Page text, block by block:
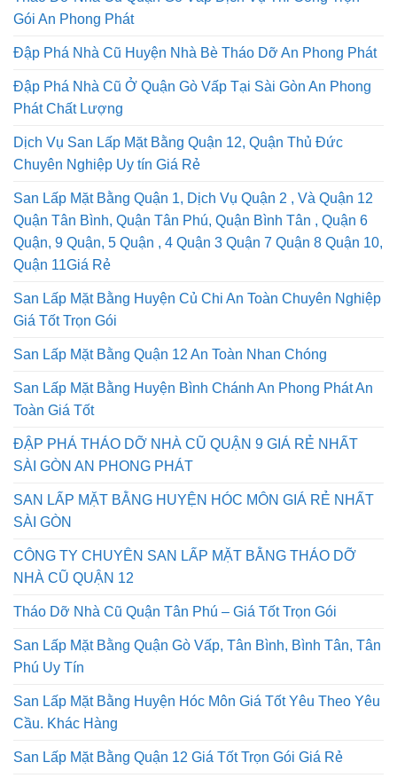
Tháo Dỡ Nhà Cũ Quận Gò Vấp Dịch Vụ Thi Công Trọn
Gói An Phong Phát
Đập Phá Nhà Cũ Huyện Nhà Bè Tháo Dỡ An Phong Phát
Đập Phá Nhà Cũ Ở Quận Gò Vấp Tại Sài Gòn An Phong
Phát Chất Lượng
Dịch Vụ San Lấp Mặt Bằng Quận 12, Quận Thủ Đức
Chuyên Nghiệp Uy tín Giá Rẻ
San Lấp Mặt Bằng Quận 1, Dịch Vụ Quận 2 , Và Quận 12
Quận Tân Bình, Quận Tân Phú, Quận Bình Tân , Quận 6
Quận, 9 Quận, 5 Quận , 4 Quận 3 Quận 7 Quận 8 Quận 10,
Quận 11Giá Rẻ
San Lấp Mặt Bằng Huyện Củ Chi An Toàn Chuyên Nghiệp
San Lấp Mặt Bằng Quận 12 An Toàn Nhan Chóng
San Lấp Mặt Bằng Huyện Bình Chánh An Phong Phát An
ĐẬP PHÁ THÁO DỠ NHÀ CŨ QUẬN 9 GIÁ RẺ NHẤT
SAN LẤP MẶT BẰNG HUYỆN HÓC MÔN GIÁ RẺ NHẤT
CÔNG TY CHUYÊN SAN LẤP MẶT BẰNG THÁO DỠ
NHÀ CŨ QUẬN 12
Tháo Dỡ Nhà Cũ Quận Tân Phú – Giá Tốt Trọn Gói
San Lấp Mặt Bằng Quận Gò Vấp, Tân Bình, Bình Tân, Tân
Phú Uy Tín
San Lấp Mặt Bằng Huyện Hóc Môn Giá Tốt Yêu Theo Yêu
Cầu. Khác Hàng
San Lấp Mặt Bằng Quận 12 Giá Tốt Trọn Gói Giá Rẻ